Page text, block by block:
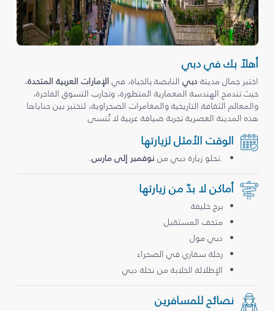
أهلاً بك في دبي
اختبر جمال مدينةدبيالنابضة بالحياة، في الإمارات العربية المتحدة،
حيث تندمج الهندسة المعمارية المتطورة، وتجارب التسوق الفاخرة،
والمعالم الثقافة التاريخية والمغامرات الصحراوية، لتختبر بين حناياها
هذه المدينة العصرية تجربة ضيافة عربية لا تُنسى
الوقت الأمثل لزيارتها
.تحلو زيارة دبي من نوفمبر إلى مارس.
أماكن لا بدّ من زيارتها
برج خليفة
متحف المستقبل
دبي مول
رحلة سفاري في الصحراء
الإطلالة الخلابة من نخلة دبي
نصائح للمسافرين